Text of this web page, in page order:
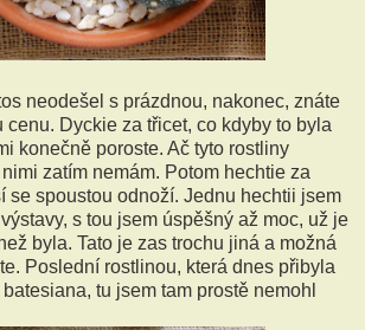
neodešel s prázdnou, nakonec, znáte
cenu. Dyckie za třicet, co kdyby to byla
konečně poroste. Ač tyto rostliny
zatím nemám. Potom hechtie za
se spoustou odnoží. Jednu hechtii jsem
s tou jsem úspěšný až moc, už je
byla. Tato je zas trochu jiná a možná
Poslední rostlinou, která dnes přibyla
tu jsem tam prostě nemohl